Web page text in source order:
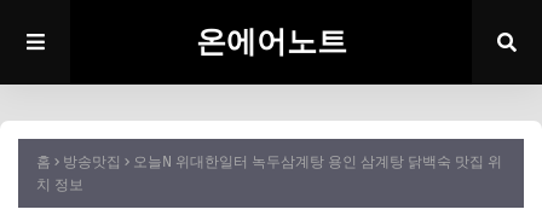
온에어노트
홈 방송맛집
오늘N 위대한일터 녹두삼계탕 용인 삼계탕 닭백숙 맛집 위
치 정보